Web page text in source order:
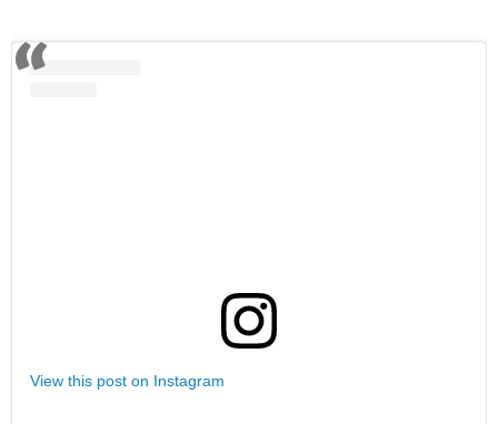
View this post on Instagram